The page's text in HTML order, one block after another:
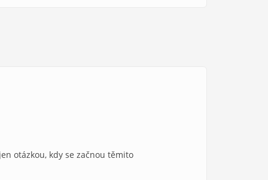
otázkou, kdy se začnou těmito